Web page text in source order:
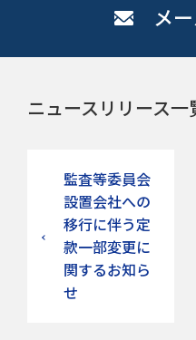
メ
ニュースリリース一
監査等委員会
設置会社への
移行に伴う定
款一部変更に
関するお知ら
せ